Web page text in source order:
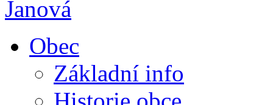
Obec
Základní info